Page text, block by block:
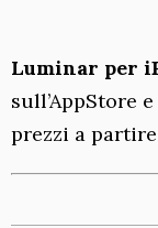
Luminar per
sull’AppStore e
prezzi a